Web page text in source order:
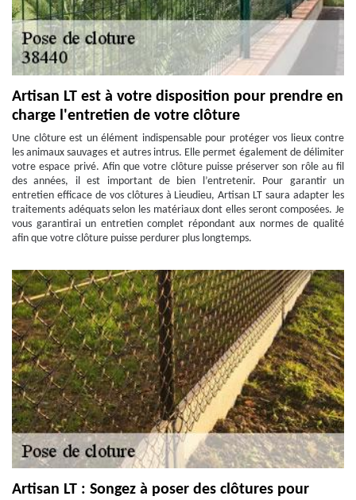
Artisan LT est à votre disposition pour prendre en
charge l'entretien de votre clôture
Une clôture est un élément indispensable pour protéger vos lieux contre
les animaux sauvages et autres intrus. Elle permet également de délimiter
votre espace privé. Afin que votre clôture puisse préserver son rôle au fil
des années, il est important de bien l’entretenir. Pour garantir un
entretien efficace de vos clôtures à Lieudieu, Artisan LT saura adapter les
traitements adéquats selon les matériaux dont elles seront composées. Je
vous garantirai un entretien complet répondant aux normes de qualité
afin que votre clôture puisse perdurer plus longtemps.
Artisan LT : Songez à poser des clôtures pour